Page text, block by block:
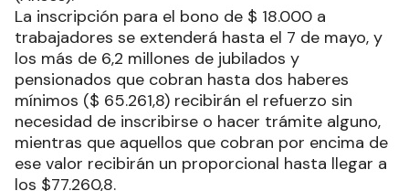
La inscripción para el bono de $ 18.000 a
trabajadores se extenderá hasta el 7 de mayo, y
los más de 6,2 millones de jubilados y
pensionados que cobran hasta dos haberes
mínimos ($ 65.261,8) recibirán el refuerzo sin
necesidad de inscribirse o hacer trámite alguno,
mientras que aquellos que cobran por encima de
ese valor recibirán un proporcional hasta llegar a
los $77.260,8.